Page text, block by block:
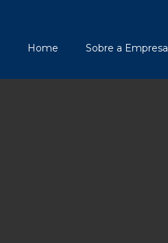
Home Sobre a Empresa